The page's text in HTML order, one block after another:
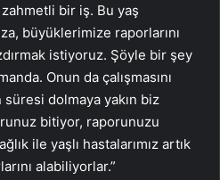
bir iş. Bu yaş
büyüklerimize raporlarını
istiyoruz. Şöyle bir şey
Onun da çalışmasını
süresi dolmaya yakın biz
bitiyor, raporunuzu
ile yaşlı hastalarımız artık
alabiliyorlar.”